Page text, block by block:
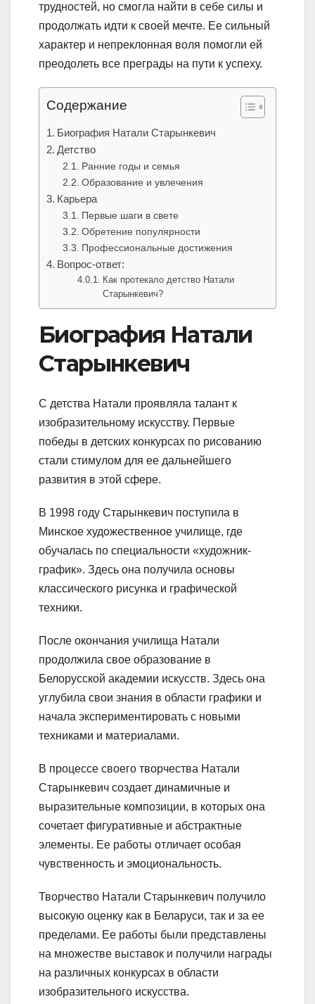
трудностей, но смогла найти в себе силы и
продолжать идти к своей мечте. Ее сильный
характер и непреклонная воля помогли ей
преодолеть все преграды на пути к успеху.
Содержание
Биография Натали Старынкевич
Детство
Ранние годы и семья
Образование и увлечения
Карьера
Первые шаги в свете
Обретение популярности
Профессиональные достижения
Вопрос-ответ:
Как протекало детство Натали
Старынкевич?
Биография Натали
Старынкевич
С детства Натали проявляла талант к
изобразительному искусству. Первые
победы в детских конкурсах по рисованию
стали стимулом для ее дальнейшего
развития в этой сфере.
В 1998 году Старынкевич поступила в
Минское художественное училище, где
обучалась по специальности «художник-
график». Здесь она получила основы
классического рисунка и графической
техники.
После окончания училища Натали
продолжила свое образование в
Белорусской академии искусств. Здесь она
углубила свои знания в области графики и
начала экспериментировать с новыми
техниками и материалами.
В процессе своего творчества Натали
Старынкевич создает динамичные и
выразительные композиции, в которых она
сочетает фигуративные и абстрактные
элементы. Ее работы отличает особая
чувственность и эмоциональность.
Творчество Натали Старынкевич получило
высокую оценку как в Беларуси, так и за ее
пределами. Ее работы были представлены
на множестве выставок и получили награды
на различных конкурсах в области
изобразительного искусства.